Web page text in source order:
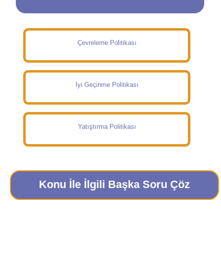
Çevreleme Politikası
İyi Geçinme Politikası
Yatıştırma Politikası
Konu İle İlgili Başka Soru Çöz